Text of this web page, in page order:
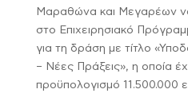
Μαραθώνα και Μεγαρέων
στο Επιχειρησιακό
για τη δράση με τίτλο
– Νέες Πράξεις», η οποία
προϋπολογισμό 11.500.000